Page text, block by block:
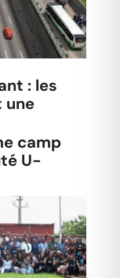
: les
une
camp
U-